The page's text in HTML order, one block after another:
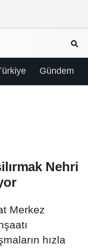
Gündem
Nehri
Merkez
hızla